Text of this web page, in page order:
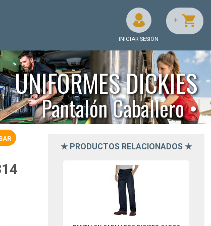
INICIAR SESIÓN
+
UNIFORMES DICKIES
Pantalón Caballero •
★ PRODUCTOS RELACIONADOS ★